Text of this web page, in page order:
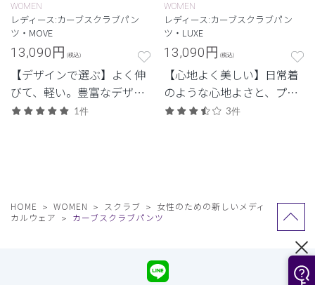
WOMEN
レディース:カーブスクラブパン
ツ・MOVE
13,090円 (税込)
【デザインで選ぶ】よく伸
びて、軽い。豊富なデザイ
ンから選べる、動きやすさ
1件
WOMEN
レディース:カーブスクラブパン
ツ・LUXE
13,090円 (税込)
【心地よく美しい】日常着
のような心地よさと、プロ
フェッショナルにふさわし
3件
HOME WOMEN スクラブ
女性のための新しいメディ
カルウェア
カーブスクラブパンツ